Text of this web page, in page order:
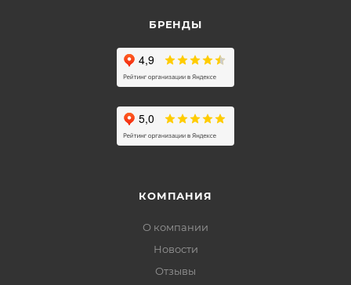
БРЕНДЫ
КОМПАНИЯ
О компании
Новости
Отзывы